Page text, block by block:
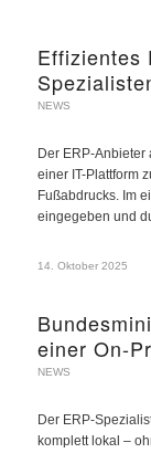
Effizientes
NEWS
Der ERP-
einer IT-Plattform
Fußabdrucks. Im
eingegeben und
14. Oktober 2025
einer On-
NEWS
Der ERP-
komplett lokal –